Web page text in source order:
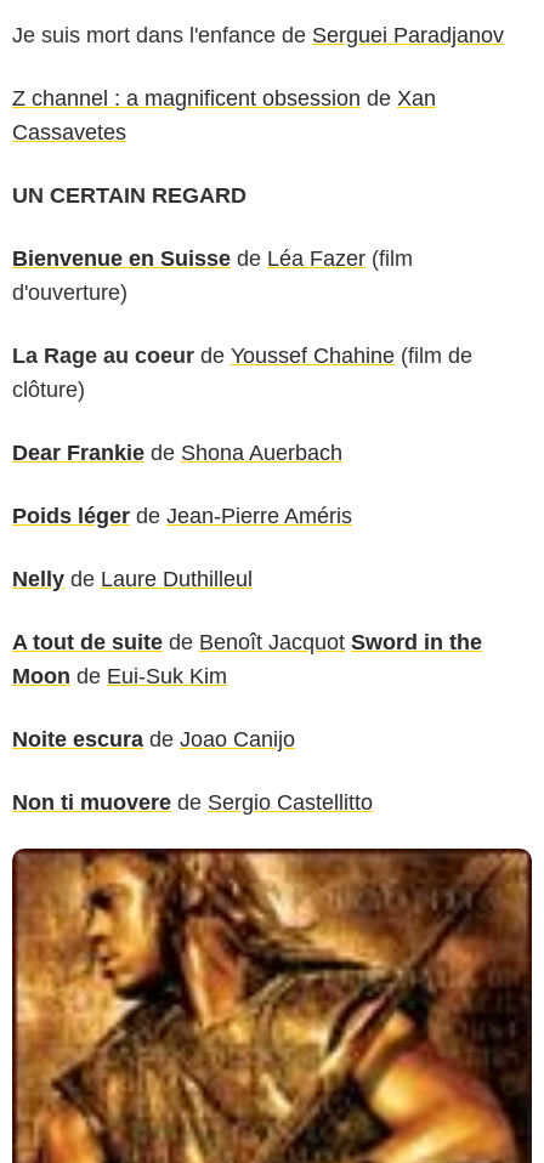
Je suis mort dans l'enfance de Serguei Paradjanov
Z channel : a magnificent obsession de Xan
Cassavetes
UN CERTAIN REGARD
Bienvenue en Suisse de Léa Fazer (film
d'ouverture)
La Rage au coeur de Youssef Chahine (film de
clôture)
Dear Frankie de Shona Auerbach
Poids léger de Jean-Pierre Améris
Nelly de Laure Duthilleul
A tout de suite de Benoît Jacquot Sword in the
Moon de Eui-Suk Kim
Noite escura de Joao Canijo
Non ti muovere de Sergio Castellitto